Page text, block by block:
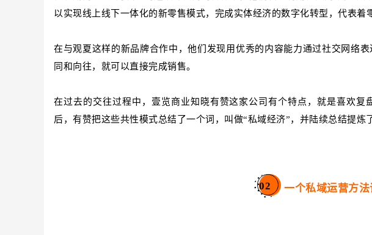
以实现线上线下一体化的新零售模式，完成实体经济的数字化转型，代表着
在与观夏这样的新品牌合作中，他们发现用优秀的内容能力通过社交网络
同和向往，就可以直接完成销售。
在过去的交往过程中，壹览商业知晓有赞这家公司有个特点，就是喜欢复
后，有赞把这些共性模式总结了一个词，叫做“私域经济”，并陆续总结提炼
02 一个私域运营方法